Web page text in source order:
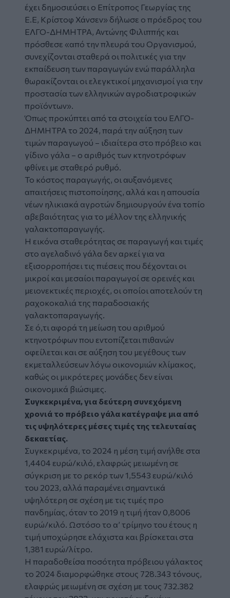
έχει δημοσιεύσει ο Επίτροπος Γεωργίας της
Ε.Ε, Κρίστοφ Χάνσεν» δήλωσε ο πρόεδρος του
ΕΛΓΟ-ΔΗΜΗΤΡΑ, Αντώνης Φιλιππής και
πρόσθεσε «από την πλευρά του Οργανισμού,
συνεχίζονται σταθερά οι πολιτικές για την
εκπαίδευση των παραγωγών ενώ παράλληλα
θωρακίζονται οι ελεγκτικοί μηχανισμοί για την
προστασία των ελληνικών αγροδιατροφικών
προϊόντων».
Όπως προκύπτει από τα στοιχεία του ΕΛΓΟ-
ΔΗΜΗΤΡΑ το 2024, παρά την αύξηση των
τιμών παραγωγού – ιδιαίτερα στο πρόβειο και
γίδινο γάλα – ο αριθμός των κτηνοτρόφων
φθίνει με σταθερό ρυθμό.
Το κόστος παραγωγής, οι αυξανόμενες
απαιτήσεις πιστοποίησης, αλλά και η απουσία
νέων ηλικιακά αγροτών δημιουργούν ένα τοπίο
αβεβαιότητας για το μέλλον της ελληνικής
γαλακτοπαραγωγής.
Η εικόνα σταθερότητας σε παραγωγή και τιμές
στο αγελαδινό γάλα δεν αρκεί για να
εξισορροπήσει τις πιέσεις που δέχονται οι
μικροί και μεσαίοι παραγωγοί σε ορεινές και
μειονεκτικές περιοχές, οι οποίοι αποτελούν τη
ραχοκοκαλιά της παραδοσιακής
γαλακτοπαραγωγής.
Σε ό,τι αφορά τη μείωση του αριθμού
κτηνοτρόφων που εντοπίζεται πιθανών
οφείλεται και σε αύξηση του μεγέθους των
εκμεταλλεύσεων λόγω οικονομιών κλίμακος,
καθώς οι μικρότερες μονάδες δεν είναι
οικονομικά βιώσιμες.
Συγκεκριμένα, για δεύτερη συνεχόμενη
χρονιά το πρόβειο γάλα κατέγραψε μια από
τις υψηλότερες μέσες τιμές της τελευταίας
δεκαετίας.
Συγκεκριμένα, το 2024 η μέση τιμή ανήλθε στα
1,4404 ευρώ/κιλό, ελαφρώς μειωμένη σε
σύγκριση με το ρεκόρ των 1,5543 ευρώ/κιλό
του 2023, αλλά παραμένει σημαντικά
υψηλότερη σε σχέση με τις τιμές προ
πανδημίας, όταν το 2019 η τιμή ήταν 0,8006
ευρώ/κιλό. Ωστόσο το α’ τρίμηνο του έτους η
τιμή υποχώρησε ελάχιστα και βρίσκεται στα
1,381 ευρώ/λίτρο.
Η παραδοθείσα ποσότητα πρόβειου γάλακτος
το 2024 διαμορφώθηκε στους 728.343 τόνους,
ελαφρώς μειωμένη σε σχέση με τους 732.382